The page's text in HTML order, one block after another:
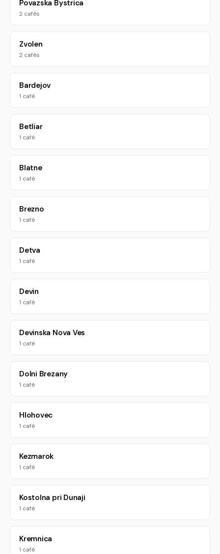
Povazska Bystrica
2 cafés
Zvolen
2 cafés
Bardejov
1 café
Betliar
1 café
Blatne
1 café
Brezno
1 café
Detva
1 café
Devin
1 café
Devinska Nova Ves
1 café
Dolni Brezany
1 café
Hlohovec
1 café
Kezmarok
1 café
Kostolna pri Dunaji
1 café
Kremnica
1 café